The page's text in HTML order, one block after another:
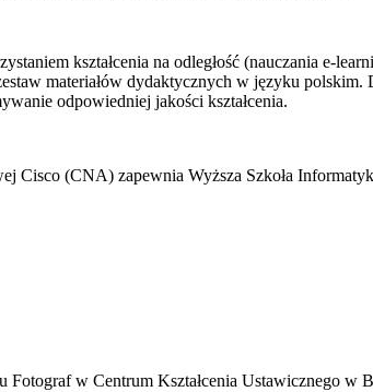
kształcenia na odległość (nauczania e-
materiałów dydaktycznych w języku
odpowiedniej jakości kształcenia.
Cisco (CNA) zapewnia Wyższa Szkoła
Fotograf w Centrum Kształcenia Ustawicznego w